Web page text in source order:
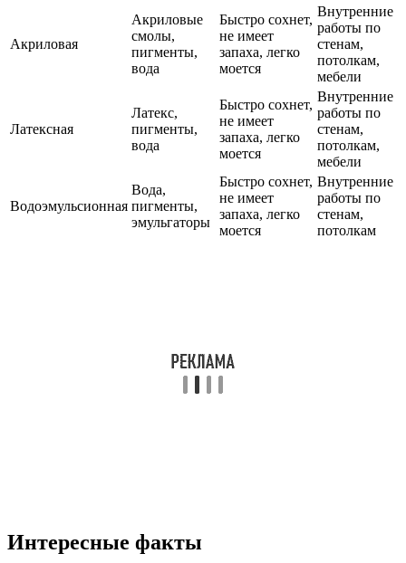
Акриловая
Акриловые
смолы,
пигменты,
вода
Быстро сохнет,
не имеет
запаха, легко
моется
Внутренние
работы по
стенам,
потолкам,
мебели
Латексная
Латекс,
пигменты,
вода
Быстро сохнет,
не имеет
запаха, легко
моется
Внутренние
работы по
стенам,
потолкам,
мебели
Водоэмульсионная
Вода,
пигменты,
эмульгаторы
Быстро сохнет,
не имеет
запаха, легко
моется
Внутренние
работы по
стенам,
потолкам
Интересные факты